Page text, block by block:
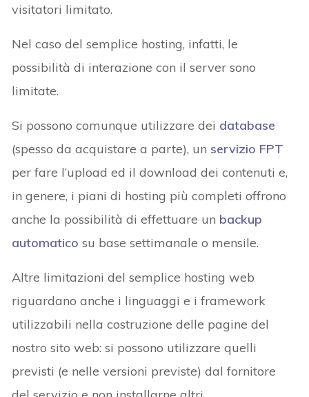
visitatori limitato.
Nel caso del semplice hosting, infatti, le
possibilità di interazione con il server sono
limitate.
Si possono comunque utilizzare dei database
(spesso da acquistare a parte), un servizio FPT
per fare l’upload ed il download dei contenuti e,
in genere, i piani di hosting più completi offrono
anche la possibilità di effettuare un backup
automatico su base settimanale o mensile.
Altre limitazioni del semplice hosting web
riguardano anche i linguaggi e i framework
utilizzabili nella costruzione delle pagine del
nostro sito web: si possono utilizzare quelli
previsti (e nelle versioni previste) dal fornitore